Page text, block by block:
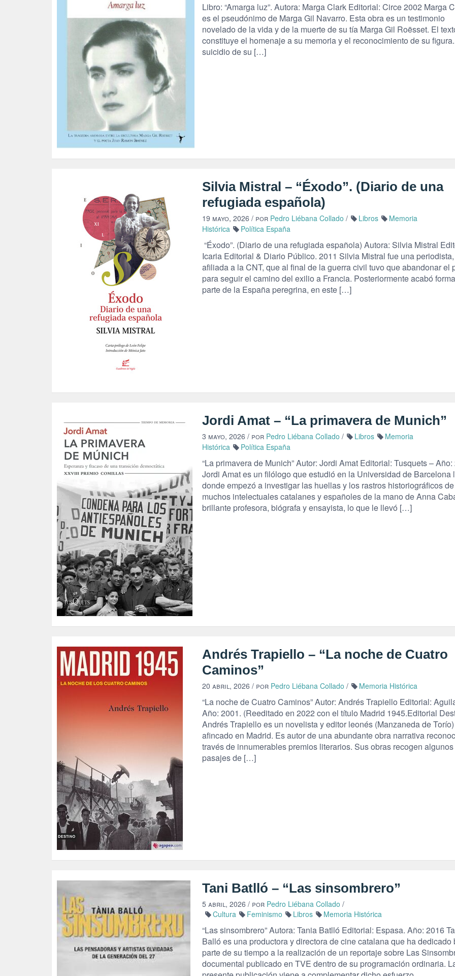
Libro: “Amarga luz”. Autora: Marga Clark Editorial: Circe 2002 Marga
es el pseudónimo de Marga Gil Navarro. Esta obra es un testimonio
novelado de la vida y de la muerte de su tía Marga Gil Roësset. El
constituye el homenaje a su memoria y el reconocimiento de su
suicidio de su […]
Silvia Mistral – “Éxodo”. (Diario de una
refugiada española)
19 mayo, 2026 / por Pedro Liébana Collado / Libros
Memoria
Histórica
Política España
“Éxodo”. (Diario de una refugiada española) Autora: Silvia Mistral
Icaria Editorial & Diario Público. 2011 Silvia Mistral fue una periodista,
afiliada a la CNT, que al final de la guerra civil tuvo que abandonar el
para seguir el camino del exilio a Francia. Posteriormente acabó
parte de la España peregrina, en este […]
Jordi Amat – “La primavera de Munich”
3 mayo, 2026 / por Pedro Liébana Collado / Libros
Memoria
Histórica
Política España
“La primavera de Munich” Autor: Jordi Amat Editorial: Tusquets –
Jordi Amat es un filólogo que estudió en la Universidad de Barcelona
donde empezó a investigar las huellas y los rastros historiográficos de
muchos intelectuales catalanes y españoles de la mano de Anna
brillante profesora, biógrafa y ensayista, lo que le llevó […]
Andrés Trapiello – “La noche de Cuatro
Caminos”
20 abril, 2026 / por Pedro Liébana Collado / Memoria Histórica
“La noche de Cuatro Caminos” Autor: Andrés Trapiello Editorial:
Año: 2001. (Reeditado en 2022 con el título Madrid 1945.Editorial
Andrés Trapiello es un novelista y editor leonés (Manzaneda de Torío)
afincado en Madrid. Es autor de una abundante obra narrativa
través de innumerables premios literarios. Sus obras recogen algunos
pasajes de […]
Tani Batlló – “Las sinsombrero”
5 abril, 2026 / por Pedro Liébana Collado /
Cultura
Feminismo Libros Memoria Histórica
“Las sinsombrero” Autora: Tania Batlló Editorial: Espasa. Año: 2016
Balló es una productora y directora de cine catalana que ha dedicado
parte de su tiempo a la realización de un reportaje sobre Las
documental publicado en TVE dentro de su programación ordinaria.